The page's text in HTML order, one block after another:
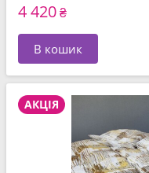
4 420₴
В кошик
АКЦІЯ